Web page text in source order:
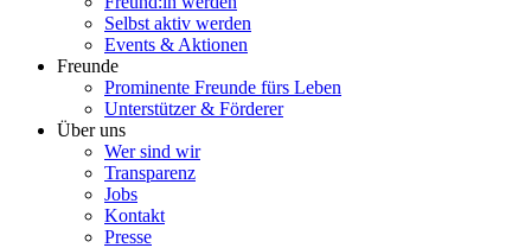
Selbst aktiv werden
Events & Aktionen
Freunde
Prominente Freunde fürs Leben
Unterstützer & Förderer
Über uns
Wer sind wir
Transparenz
Jobs
Kontakt
Presse